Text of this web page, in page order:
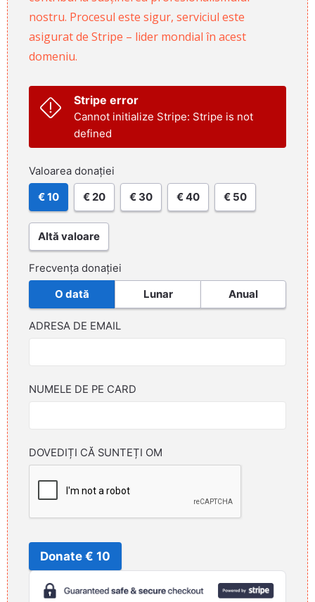
nostru. Procesul este sigur, serviciul este
asigurat de Stripe – lider mondial în acest
domeniu.
Stripe error
Cannot initialize Stripe: Stripe is not
defined
Valoarea donației
€ 10 € 20 € 30 € 40 € 50
Altă valoare
Frecvența donației
O dată Lunar Anual
ADRESA DE EMAIL
NUMELE DE PE CARD
DOVEDIȚI CĂ SUNTEȚI OM
Donate € 10